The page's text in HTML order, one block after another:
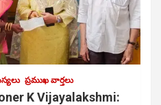
ప్రముఖ వార్తలు
K Vijayalakshmi: